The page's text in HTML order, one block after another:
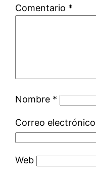
Comentario *
Nombre *
Correo electrónico
Web